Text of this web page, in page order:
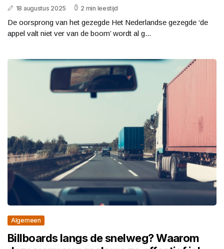
18 augustus 2025 2 min leestijd
De oorsprong van het gezegde Het Nederlandse gezegde ‘de
appel valt niet ver van de boom’ wordt al g...
Algemeen
Billboards langs de snelweg? Waarom